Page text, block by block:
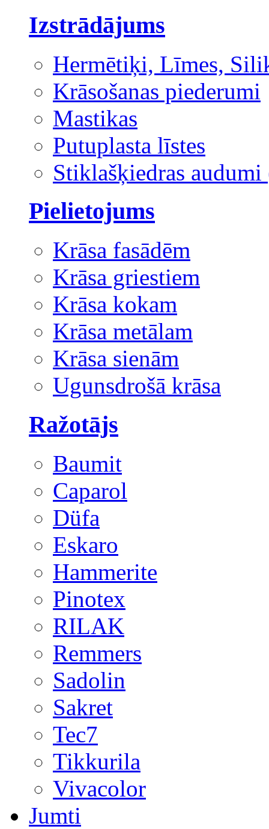
Izstrādājums
Hermētiķi, Līmes,
Krāsošanas piederumi
Mastikas
Putuplasta līstes
Stiklašķiedras audumi
Pielietojums
Krāsa fasādēm
Krāsa griestiem
Krāsa kokam
Krāsa metālam
Krāsa sienām
Ugunsdrošā krāsa
Ražotājs
Baumit
Caparol
Düfa
Eskaro
Hammerite
Pinotex
RILAK
Remmers
Sadolin
Sakret
Tec7
Tikkurila
Vivacolor
Jumti